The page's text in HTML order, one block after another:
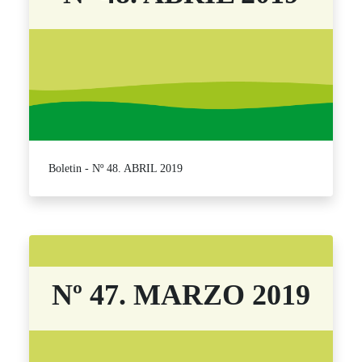
Boletin - Nº 48. ABRIL 2019
Nº 47. MARZO 2019